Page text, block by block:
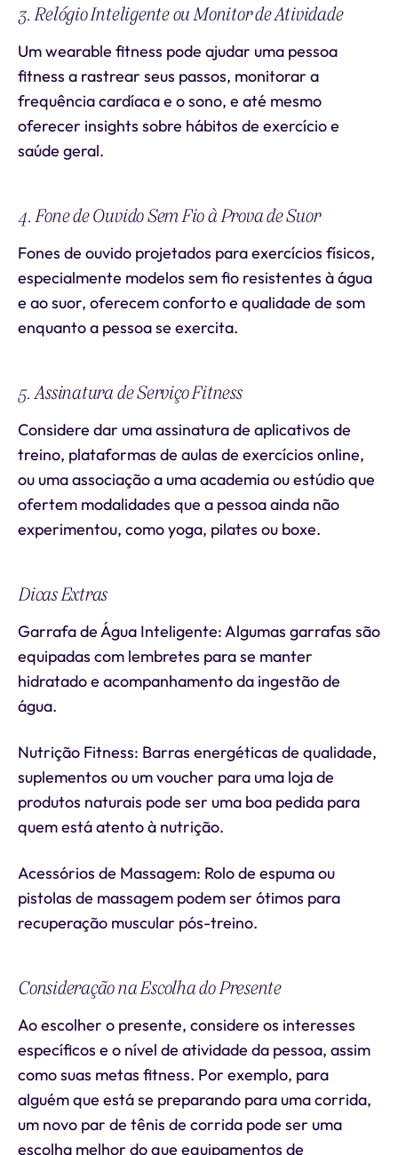
3. Relógio Inteligente ou Monitor de Atividade
Um wearable fitness pode ajudar uma pessoa
fitness a rastrear seus passos, monitorar a
frequência cardíaca e o sono, e até mesmo
oferecer insights sobre hábitos de exercício e
saúde geral.
4. Fone de Ouvido Sem Fio à Prova de Suor
Fones de ouvido projetados para exercícios físicos,
especialmente modelos sem fio resistentes à água
e ao suor, oferecem conforto e qualidade de som
enquanto a pessoa se exercita.
5. Assinatura de Serviço Fitness
Considere dar uma assinatura de aplicativos de
treino, plataformas de aulas de exercícios online,
ou uma associação a uma academia ou estúdio que
ofertem modalidades que a pessoa ainda não
experimentou, como yoga, pilates ou boxe.
Dicas Extras
Garrafa de Água Inteligente: Algumas garrafas são
equipadas com lembretes para se manter
hidratado e acompanhamento da ingestão de
água.
Nutrição Fitness: Barras energéticas de qualidade,
suplementos ou um voucher para uma loja de
produtos naturais pode ser uma boa pedida para
quem está atento à nutrição.
Acessórios de Massagem: Rolo de espuma ou
pistolas de massagem podem ser ótimos para
recuperação muscular pós-treino.
Consideração na Escolha do Presente
Ao escolher o presente, considere os interesses
específicos e o nível de atividade da pessoa, assim
como suas metas fitness. Por exemplo, para
alguém que está se preparando para uma corrida,
um novo par de tênis de corrida pode ser uma
escolha melhor do que equipamentos de